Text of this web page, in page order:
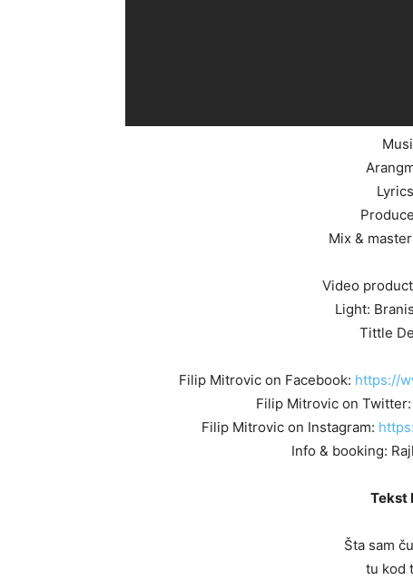
Mix &
Video
Light:
Tittle
Filip Mitrovic on Facebook: https://
Filip Mitrovic on Twitter:
Filip Mitrovic on Instagram:
Info & booking:
Tekst
Šta sam
tu kod